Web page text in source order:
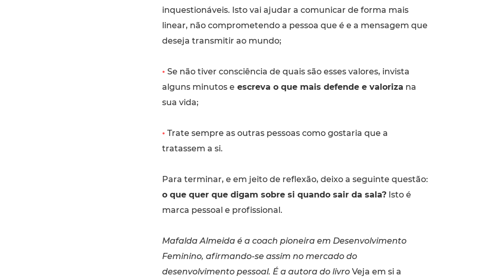
inquestionáveis. Isto vai ajudar a comunicar de forma mais
linear, não comprometendo a pessoa que é e a mensagem que
deseja transmitir ao mundo;
• Se não tiver consciência de quais são esses valores, invista
alguns minutos e escreva o que mais defende e valoriza na
sua vida;
• Trate sempre as outras pessoas como gostaria que a
tratassem a si.
Para terminar, e em jeito de reflexão, deixo a seguinte questão:
o que quer que digam sobre si quando sair da sala?Isto é
marca pessoal e profissional.
Mafalda Almeida é a coach pioneira em Desenvolvimento
Feminino, afirmando-se assim no mercado do
desenvolvimento pessoal. É a autora do livroVeja em si a